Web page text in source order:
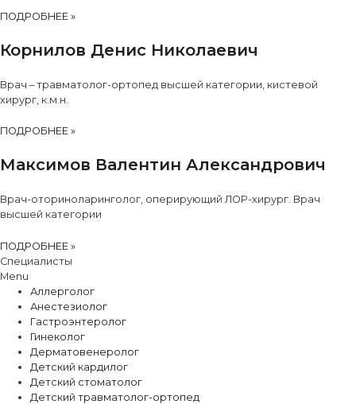
ПОДРОБНЕЕ »
Корнилов Денис Николаевич
Врач – травматолог-ортопед высшей категории, кистевой
хирург, к.м.н.
ПОДРОБНЕЕ »
Максимов Валентин Александрович
Врач-оториноларинголог, оперирующий ЛОР-хирург. Врач
высшей категории
ПОДРОБНЕЕ »
Специалисты
Menu
Аллерголог
Анестезиолог
Гастроэнтеролог
Гинеколог
Дерматовенеролог
Детский кардилог
Детский стоматолог
Детский травматолог-ортопед